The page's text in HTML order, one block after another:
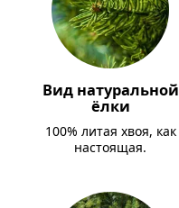
Вид натуральной
ёлки
100% литая хвоя, как
настоящая.